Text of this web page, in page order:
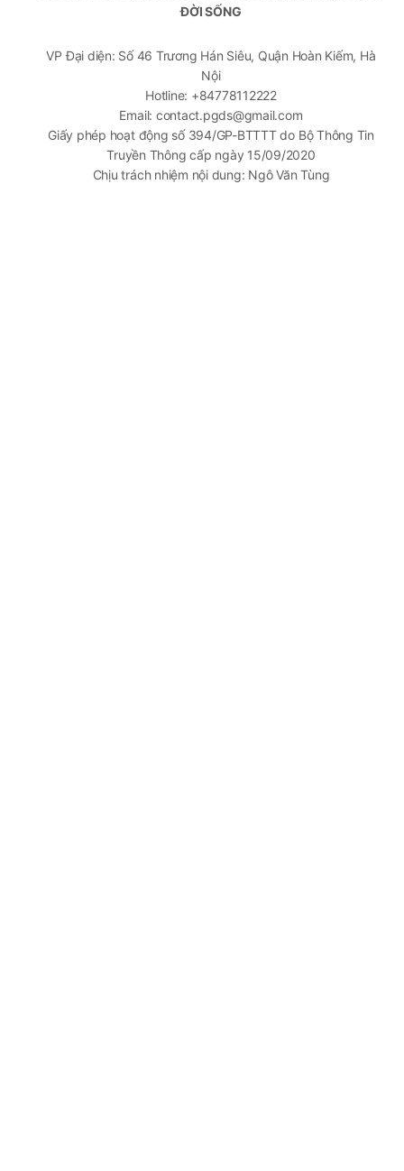
ĐỜI SỐNG
VP Đại diện: Số 46 Trương Hán Siêu, Quận Hoàn Kiếm, Hà
Nội
Hotline: +84778112222
Email: contact.pgds@gmail.com
Giấy phép hoạt động số 394/GP-BTTTT do Bộ Thông Tin
Truyền Thông cấp ngày 15/09/2020
Chịu trách nhiệm nội dung: Ngô Văn Tùng